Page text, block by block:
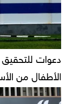
دعوات
الأطفال من